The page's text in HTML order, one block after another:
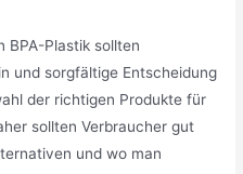
BPA-Plastik sollten
und sorgfältige Entscheidung
der richtigen Produkte für
sollten Verbraucher gut
und wo man